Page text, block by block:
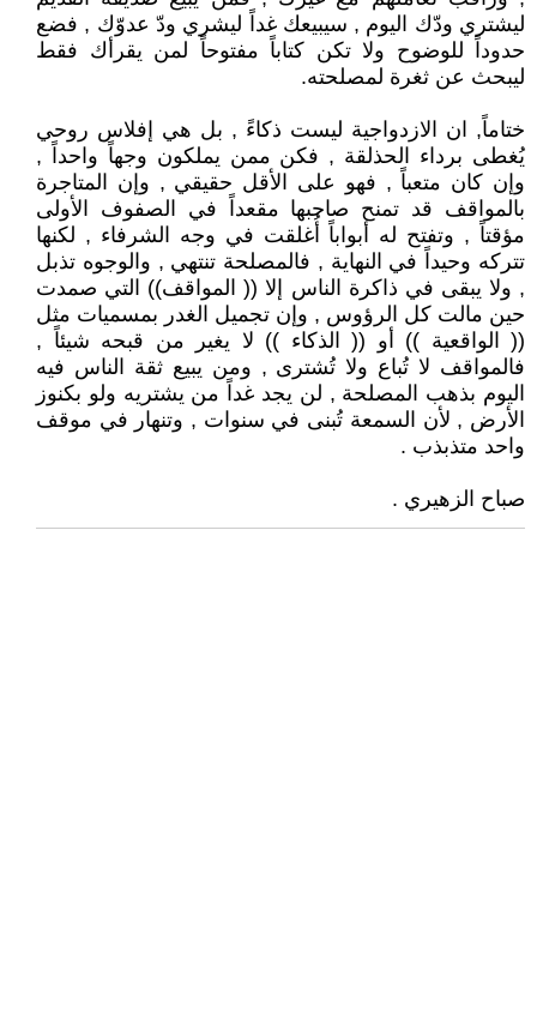
ليشتري ودّك اليوم , سيبيعك غداً ليشري ودّ عدوّك , فضع
حدوداً للوضوح ولا تكن كتاباً مفتوحاً لمن يقرأك فقط
ليبحث عن ثغرة لمصلحته.
ختاماً, ان الازدواجية ليست ذكاءً , بل هي إفلاس روحي
يُغطى برداء الحذلقة , فكن ممن يملكون وجهاً واحداً ,
وإن كان متعباً , فهو على الأقل حقيقي , وإن المتاجرة
بالمواقف قد تمنح صاحبها مقعداً في الصفوف الأولى
مؤقتاً , وتفتح له أبواباً أُغلقت في وجه الشرفاء , لكنها
تتركه وحيداً في النهاية , فالمصلحة تنتهي , والوجوه تذبل
, ولا يبقى في ذاكرة الناس إلا (( المواقف)) التي صمدت
حين مالت كل الرؤوس , وإن تجميل الغدر بمسميات مثل
(( الواقعية )) أو (( الذكاء )) لا يغير من قبحه شيئاً ,
فالمواقف لا تُباع ولا تُشترى , ومن يبيع ثقة الناس فيه
اليوم بذهب المصلحة , لن يجد غداً من يشتريه ولو بكنوز
الأرض , لأن السمعة تُبنى في سنوات , وتنهار في موقف
واحد متذبذب .
صباح الزهيري .